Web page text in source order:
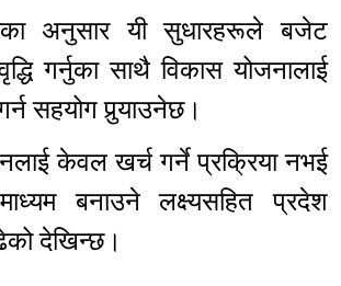
अनुसार यी सुधारहरूले बजेट
गर्नुका साथै विकास योजनालाई
सहयोग पुर्‍याउनेछ।
केवल खर्च गर्ने प्रक्रिया नभई
बनाउने लक्ष्यसहित प्रदेश
देखिन्छ।